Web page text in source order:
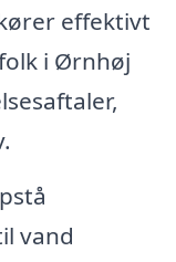
effektivt
i Ørnhøj
vand